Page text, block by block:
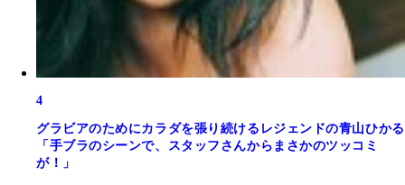
4
グラビアのためにカラダを張り続けるレジェンドの青山ひかる
「手ブラのシーンで、スタッフさんからまさかのツッコミ
が！」